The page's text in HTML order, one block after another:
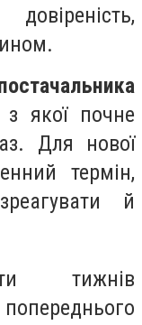
якої почне
Для нової
термін,
й
тижнів